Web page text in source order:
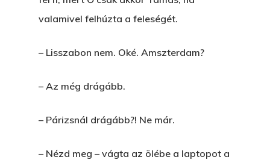
valamivel felhúzta a feleségét.
– Lisszabon nem. Oké. Amszterdam?
– Az még drágább.
– Párizsnál drágább?! Ne már.
– Nézd meg – vágta az ölébe a laptopot a